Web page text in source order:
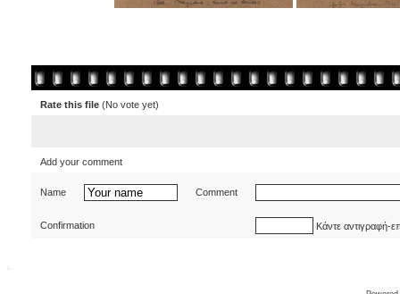
Rate this file (No vote yet)
Add your comment
Name Comment
Confirmation Κάντε αντιγραφή-